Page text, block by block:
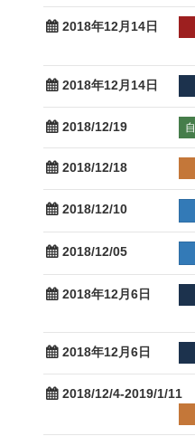
2018年12月14日
2018年12月14日
2018/12/19
2018/12/18
2018/12/10
2018/12/05
2018年12月6日
2018年12月6日
2018/12/4-2019/1/11